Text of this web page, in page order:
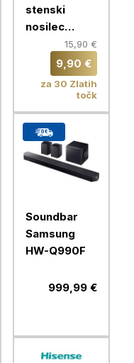
stenski
nosilec
VonHaus 37-
70'', do 35
15,90 €
9,90 €
za 30 Zlatih
točk
Soundbar
Samsung
HW-Q990F
999,99 €